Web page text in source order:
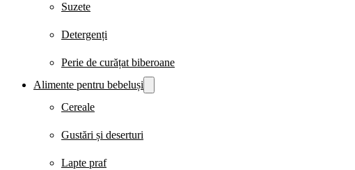
Suzete
Detergenți
Perie de curățat biberoane
Alimente pentru bebeluși
Cereale
Gustări și deserturi
Lapte praf